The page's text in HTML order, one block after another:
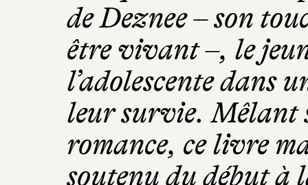
de Deznee – son
être vivant –, le
l’adolescente dans
leur survie. Mêlant
romance, ce livre
soutenu du début à